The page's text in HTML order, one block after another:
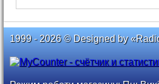
1999 - 2026 © Designed by